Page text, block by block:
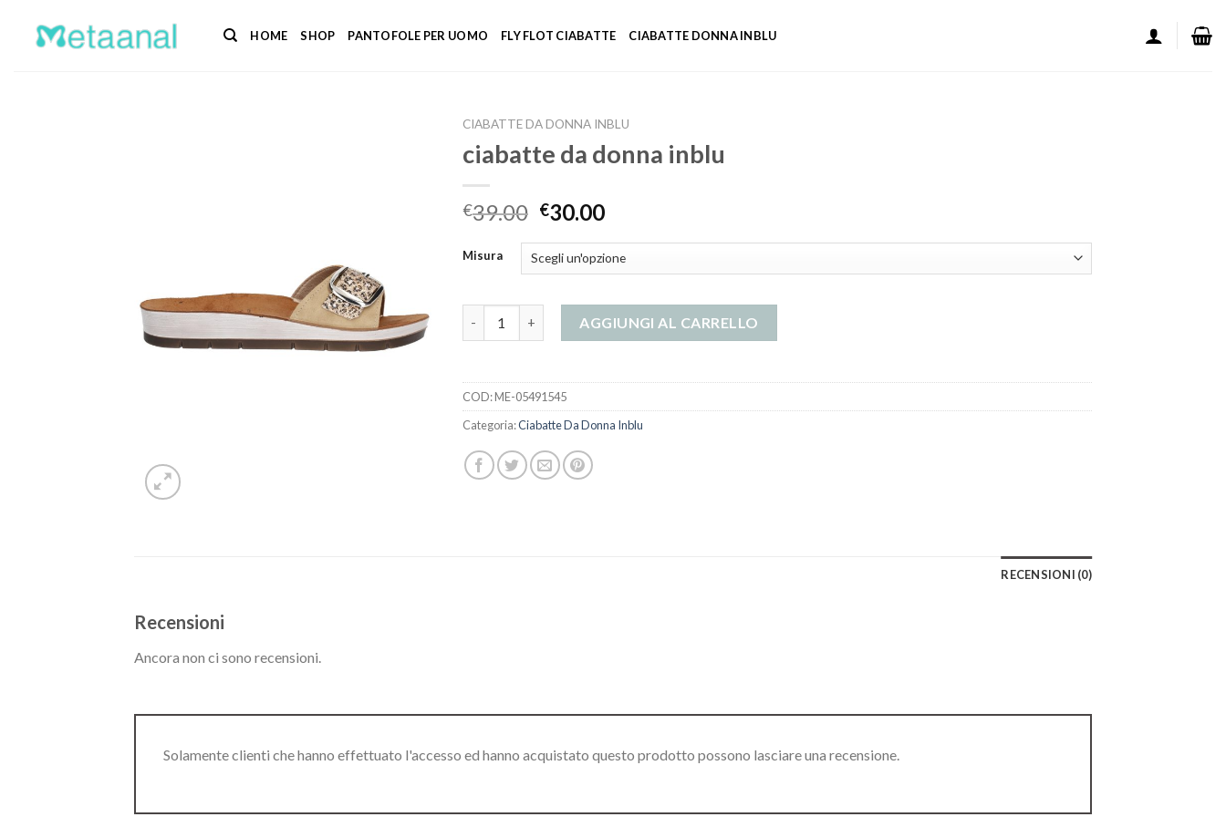
HOME SHOP PANTOFOLE PER UOMO FLY FLOT CIABATTE CIABATTE DONNA INBLU
CIABATTE DA DONNA INBLU
ciabatte da donna inblu
€39.00 €30.00
Misura
AGGIUNGI AL CARRELLO
COD:ME-05491545
Categoria:Ciabatte Da Donna Inblu
RECENSIONI (0)
Recensioni
Ancora non ci sono recensioni.
Solamente clienti che hanno effettuato l'accesso ed hanno acquistato questo prodotto possono lasciare una recensione.